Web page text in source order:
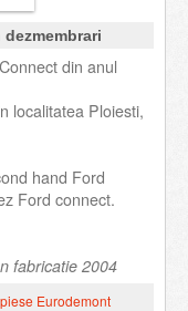
din anul
localitatea Ploiesti,
hand Ford
Ford connect.
fabricatie 2004
Eurodemont